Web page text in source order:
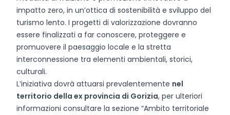
impatto zero, in un’ottica di sostenibilità e sviluppo del
turismo lento. I progetti di valorizzazione dovranno
essere finalizzati a far conoscere, proteggere e
promuovere il paesaggio locale e la stretta
interconnessione tra elementi ambientali, storici,
culturali.
L’iniziativa dovrà attuarsi prevalentemente nel
territorio della ex provincia di Gorizia, per ulteriori
informazioni consultare la sezione “Ambito territoriale